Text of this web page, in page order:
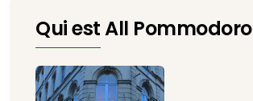
Qui est All Pommodoro